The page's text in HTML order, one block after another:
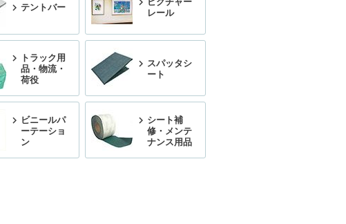
テントバー
レール
トラック用
品・物流・
荷役
スパッタシ
ート
ビニールパ
ーテーショ
ン
シート補
修・メンテ
ナンス用品